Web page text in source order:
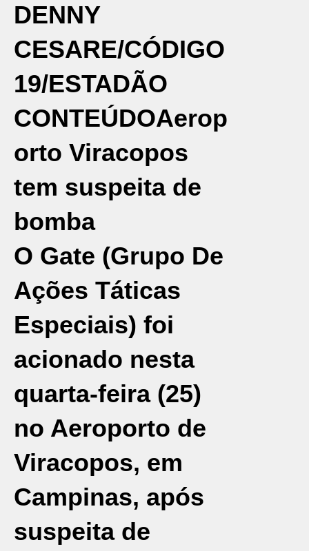
DENNY
CESARE/CÓDIGO
19/ESTADÃO
CONTEÚDOAerop
orto Viracopos
tem suspeita de
bomba
O Gate (Grupo De
Ações Táticas
Especiais) foi
acionado nesta
quarta-feira (25)
no Aeroporto de
Viracopos, em
Campinas, após
suspeita de